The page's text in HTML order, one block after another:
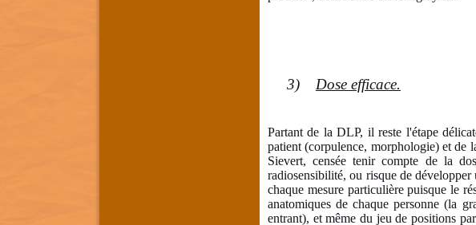
3) Dose efficace.
Partant de la DLP, il reste l'étape
patient (corpulence, morphologie) et de
Sievert, censée tenir compte de la
radiosensibilité, ou risque de
chaque mesure particulière puisque le
anatomiques de chaque personne (la
entrant), et même du jeu de positions